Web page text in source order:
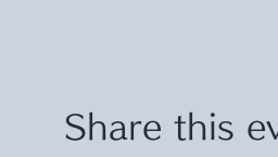
Share this